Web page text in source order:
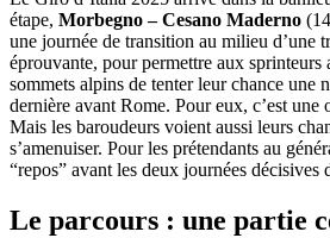
étape, Morbegno – Cesano Maderno
une journée de transition au milieu d’une
éprouvante, pour permettre aux sprinteurs
sommets alpins de tenter leur chance une
dernière avant Rome. Pour eux, c’est
Mais les baroudeurs voient aussi leurs
s’amenuiser. Pour les prétendants au
“repos” avant les deux journées décisives
Le parcours : une partie